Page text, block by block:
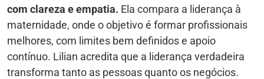
com clareza e empatia. Ela compara a liderança à
maternidade, onde o objetivo é formar profissionais
melhores, com limites bem definidos e apoio
contínuo. Lilian acredita que a liderança verdadeira
transforma tanto as pessoas quanto os negócios.